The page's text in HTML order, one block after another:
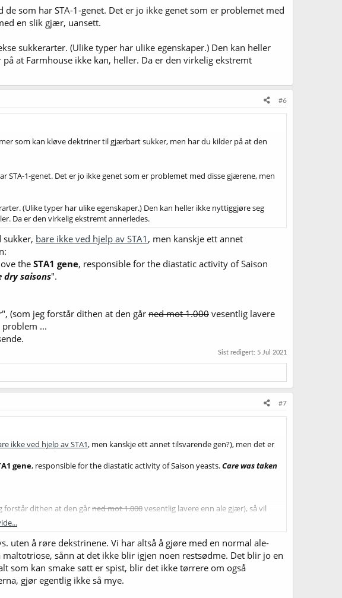
som har STA-1-genet. Det er jo ikke genet som er problemet med
en slik gjær, uansett.
sukkerarter. (Ulike typer har ulike egenskaper.) Den kan heller
at Farmhouse ikke kan, heller. Da er den virkelig ekstremt
#6
som kan kløve dektriner til gjærbart sukker, men har du kilder på at den
1-genet. Det er jo ikke genet som er problemet med disse gjærene, men
(Ulike typer har ulike egenskaper.) Den kan heller ikke nyttiggjøre seg
Da er den virkelig ekstremt annerledes.
sukker, bare ikke ved hjelp av STA1 , men kanskje ett annet
the STA1 gene, responsible for the diastatic activity of Saison
saisons".
(som jeg forstår dithen at den går ned mot 1.000 vesentlig lavere
...
Sist redigert: 5 Jul 2021
#7
ikke ved hjelp av STA1, men kanskje ett annet tilsvarende gen?), men det er
gene, responsible for the diastatic activity of Saison yeasts.Care was taken
forstår dithen at den gårned mot 1.000vesentlig lavere enn ale gjær), så vil
uten å røre dekstrinene. Vi har altså å gjøre med en normal ale-
sånn at det ikke blir igjen noen restsødme. Det blir jo en
som kan smake søtt er spist, blir det ikke tørrere om også
gjør egentlig ikke så mye.